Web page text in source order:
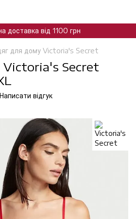
доставка від 1100 грн
для дому Victoria's Secret
Victoria's Secret
Написати відгук